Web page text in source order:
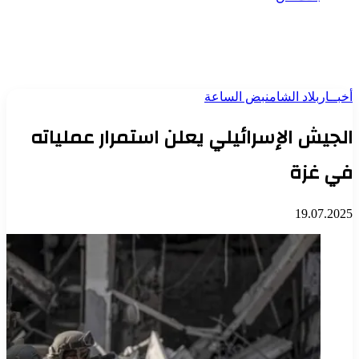
أخبــار بلاد الشامنبض الساعة
الجيش الإسرائيلي يعلن استمرار عملياته
في غزة
19.07.2025